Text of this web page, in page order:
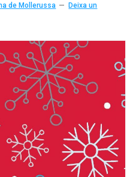
de Mollerussa
Deixa un